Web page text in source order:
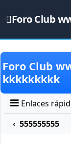
Foro Club
Obviar
Foro Club
kkkkkkkkk
Enlaces
555555555